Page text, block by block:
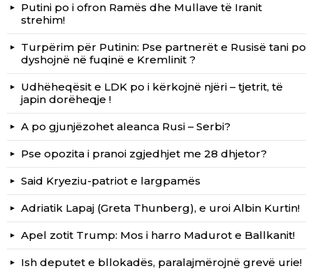
Putini po i ofron Ramës dhe Mullave të Iranit
strehim!
Turpërim për Putinin: Pse partnerët e Rusisë tani po
dyshojnë në fuqinë e Kremlinit ?
Udhëheqësit e LDK po i kërkojnë njëri – tjetrit, të
japin dorëheqje !
A po gjunjëzohet aleanca Rusi – Serbi?
Pse opozita i pranoi zgjedhjet me 28 dhjetor?
Said Kryeziu-patriot e largpamës
Adriatik Lapaj (Greta Thunberg), e uroi Albin Kurtin!
Apel zotit Trump: Mos i harro Madurot e Ballkanit!
Ish deputet e bllokadës, paralajmërojnë grevë urie!